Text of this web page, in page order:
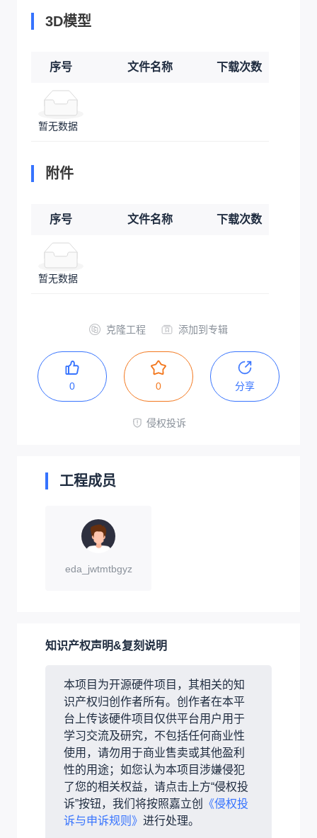
3D模型
序号 文件名称 下载次数
暂无数据
附件
序号 文件名称 下载次数
暂无数据
克隆工程 添加到专辑
0 0 分享
侵权投诉
工程成员
eda_jwtmtbgyz
知识产权声明&复刻说明
本项目为开源硬件项目，其相关的知
识产权归创作者所有。创作者在本平
台上传该硬件项目仅供平台用户用于
学习交流及研究，不包括任何商业性
使用，请勿用于商业售卖或其他盈利
性的用途；如您认为本项目涉嫌侵犯
了您的相关权益，请点击上方“侵权投
诉”按钮，我们将按照嘉立创
《侵权投
诉与申诉规则》 进行处理。